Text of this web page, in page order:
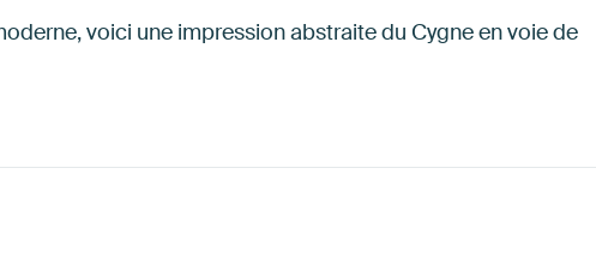
voici une impression abstraite du Cygne en voie de